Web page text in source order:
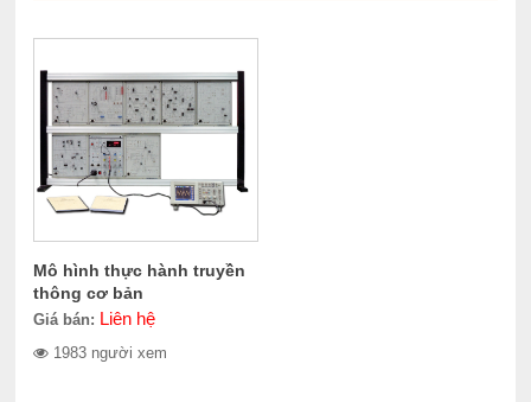
Mô hình thực hành truyền
thông cơ bản
Giá bán: Liên hệ
1983 người xem